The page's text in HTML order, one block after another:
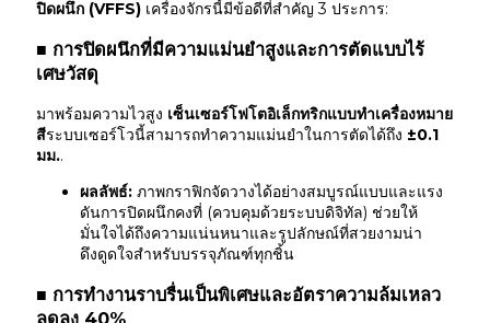
ปิดผนึก (VFFS) เครื่องจักรนี้มีข้อดีที่สำคัญ 3 ประการ:
■ การปิดผนึกที่มีความแม่นยำสูงและการตัดแบบไร้
เศษวัสดุ
มาพร้อมความไวสูง เซ็นเซอร์โฟโตอิเล็กทริกแบบทำเครื่องหมาย
สีระบบเซอร์โวนี้สามารถทำความแม่นยำในการตัดได้ถึง ±0.1
มม..
ผลลัพธ์: ภาพกราฟิกจัดวางได้อย่างสมบูรณ์แบบและแรง
ดันการปิดผนึกคงที่ (ควบคุมด้วยระบบดิจิทัล) ช่วยให้
มั่นใจได้ถึงความแน่นหนาและรูปลักษณ์ที่สวยงามน่า
ดึงดูดใจสำหรับบรรจุภัณฑ์ทุกชิ้น
■ การทำงานราบรื่นเป็นพิเศษและอัตราความล้มเหลว
ลดลง 40%